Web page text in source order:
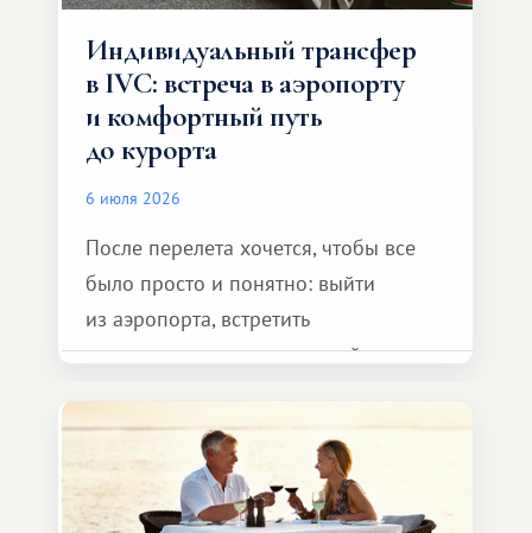
Индивидуальный трансфер
в IVC: встреча в аэропорту
и комфортный путь
до курорта
6 июля 2026
После перелета хочется, чтобы все
было просто и понятно: выйти
из аэропорта, встретить
представителя транспортной
и спокойно доехать до курорта.